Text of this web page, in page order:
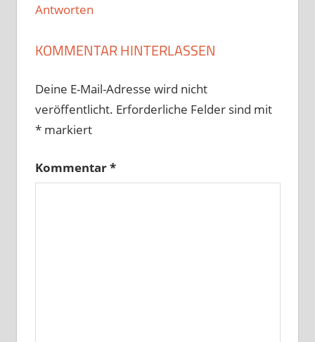
Antworten
KOMMENTAR HINTERLASSEN
Deine E-Mail-Adresse wird nicht
veröffentlicht. Erforderliche Felder sind mit
*markiert
Kommentar*